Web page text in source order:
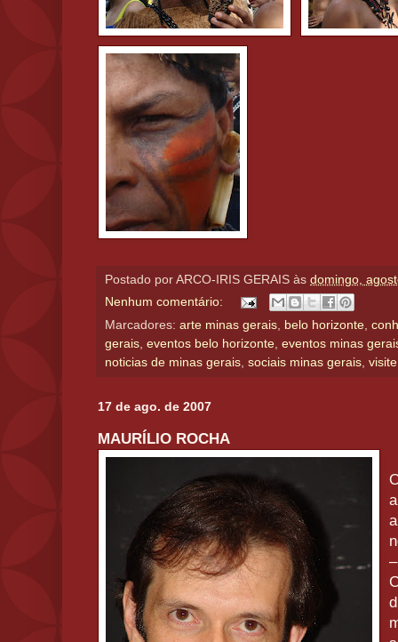
Postado por ARCO-IRIS GERAIS às domingo,
Nenhum comentário:
Marcadores: arte minas gerais, belo horizonte,
gerais, eventos belo horizonte, eventos minas
noticias de minas gerais, sociais minas gerais,
17 de ago. de 2007
MAURÍLIO ROCHA